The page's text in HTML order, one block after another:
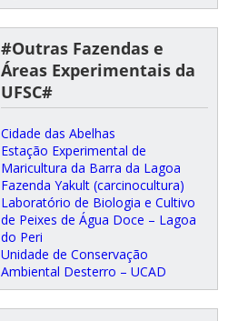
#Outras Fazendas e
Áreas Experimentais da
UFSC#
Cidade das Abelhas
Estação Experimental de
Maricultura da Barra da Lagoa
Fazenda Yakult (carcinocultura)
Laboratório de Biologia e Cultivo
de Peixes de Água Doce – Lagoa
do Peri
Unidade de Conservação
Ambiental Desterro – UCAD